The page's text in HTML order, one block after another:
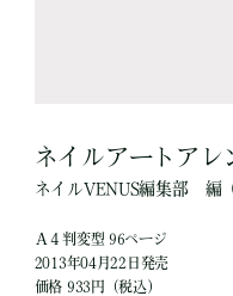
ネイルアートアレ
ネイルVENUS編集部 編
Ａ４判変型 96ページ
2013年04月22日発売
価格 933円（税込）